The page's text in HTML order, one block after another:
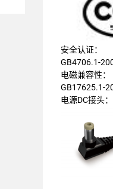
安全认证：
GB4706.1-
电磁兼容性：
GB17625.1-
电源DC接头：